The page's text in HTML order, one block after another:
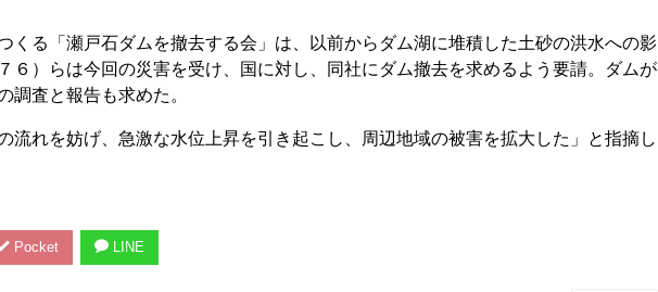
る「瀬戸石ダムを撤去する会」は、以前からダム湖に堆積した土砂の洪水への影
６）らは今回の災害を受け、国に対し、同社にダム撤去を求めるよう要請。ダムが
調査と報告も求めた。
れを妨げ、急激な水位上昇を引き起こし、周辺地域の被害を拡大した」と指摘し
Pocket LINE